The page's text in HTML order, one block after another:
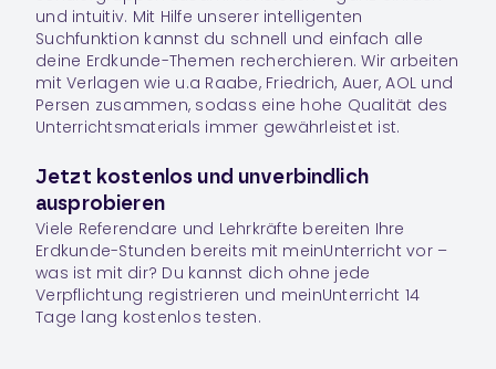
und intuitiv. Mit Hilfe unserer intelligenten
Suchfunktion kannst du schnell und einfach alle
deine Erdkunde-Themen recherchieren. Wir arbeiten
mit Verlagen wie u.a Raabe, Friedrich, Auer, AOL und
Persen zusammen, sodass eine hohe Qualität des
Unterrichtsmaterials immer gewährleistet ist.
Jetzt kostenlos und unverbindlich
ausprobieren
Viele Referendare und Lehrkräfte bereiten Ihre
Erdkunde-Stunden bereits mit meinUnterricht vor –
was ist mit dir? Du kannst dich ohne jede
Verpflichtung registrieren und meinUnterricht 14
Tage lang kostenlos testen.